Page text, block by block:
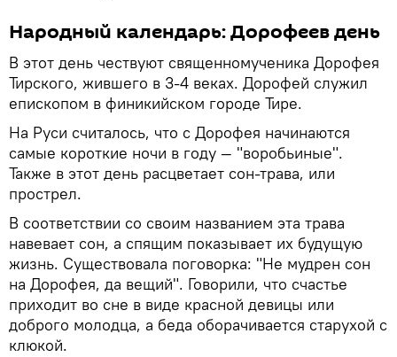
Народный календарь: Дорофеев день
В этот день чествуют священномученика Дорофея
Тирского, жившего в 3-4 веках. Дорофей служил
епископом в финикийском городе Тире.
На Руси считалось, что с Дорофея начинаются
самые короткие ночи в году — "воробьиные".
Также в этот день расцветает сон-трава, или
прострел.
В соответствии со своим названием эта трава
навевает сон, а спящим показывает их будущую
жизнь. Существовала поговорка: "Не мудрен сон
на Дорофея, да вещий". Говорили, что счастье
приходит во сне в виде красной девицы или
доброго молодца, а беда оборачивается старухой с
клюкой.